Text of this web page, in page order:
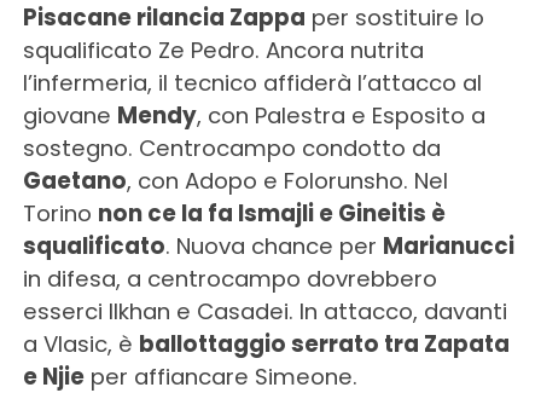
Pisacane rilancia Zappa per sostituire lo
squalificato Ze Pedro. Ancora nutrita
l’infermeria, il tecnico affiderà l’attacco al
giovane Mendy, con Palestra e Esposito a
sostegno. Centrocampo condotto da
Gaetano, con Adopo e Folorunsho. Nel
Torino non ce la fa Ismajli e Gineitis è
squalificato. Nuova chance per Marianucci
in difesa, a centrocampo dovrebbero
esserci Ilkhan e Casadei. In attacco, davanti
a Vlasic, è ballottaggio serrato tra Zapata
e Njieper affiancare Simeone.